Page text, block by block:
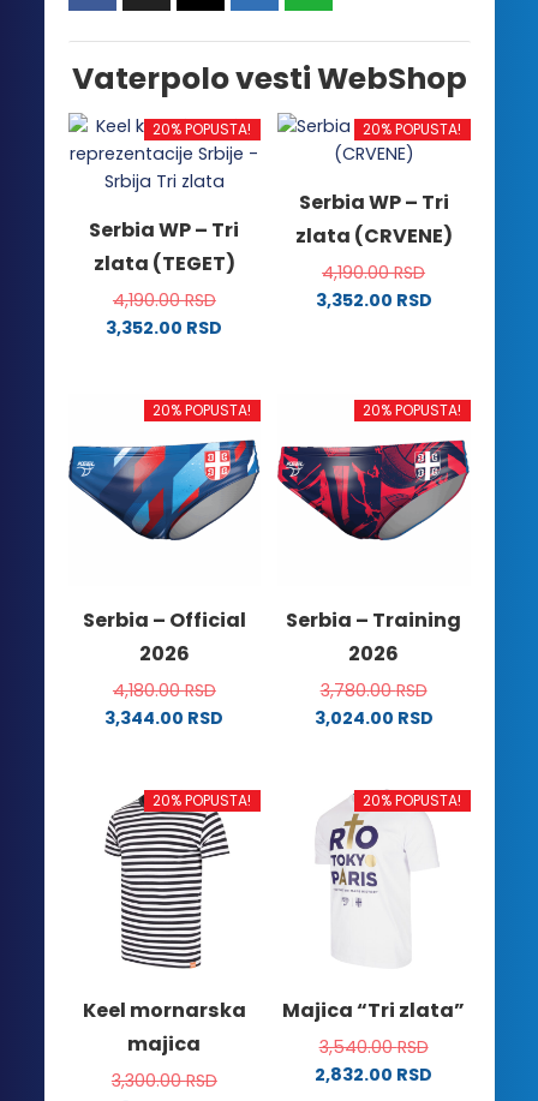
Vaterpolo vesti WebShop
20% POPUSTA!
Serbia WP – Tri
zlata (TEGET)
4,190.00RSD
3,352.00 RSD
ima
varijanti.
Opcije
mogu
biti
stranici
proizvoda.
20% POPUSTA!
Serbia WP – Tri
zlata (CRVENE)
4,190.00RSD
3,352.00 RSD
više
varijanti.
Opcije
mogu
biti
izabrane
proizvoda.
20% POPUSTA!
Serbia – Official
2026
4,180.00RSD
3,344.00 RSD
ima
više
varijanti.
Opcije
mogu
biti
izabrane
stranici
proizvoda.
20% POPUSTA!
Serbia – Training
2026
3,780.00RSD
3,024.00 RSD
ima
više
varijanti.
Opcije
izabrane
stranici
proizvoda.
20% POPUSTA!
Keel mornarska
majica
3,300.00RSD
20% POPUSTA!
Majica “Tri zlata”
3,540.00RSD
2,832.00 RSD